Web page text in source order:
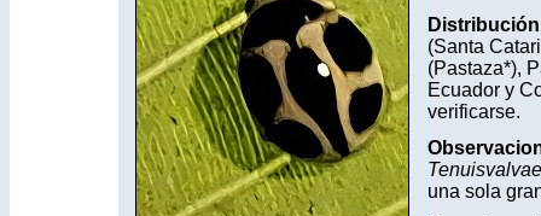
Distribución
(Santa
(Pastaza*),
Ecuador y
verificarse.
una sola